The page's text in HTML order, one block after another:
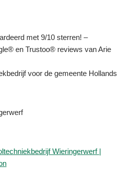
met 9/10 sterren! –
en Trustoo® reviews van Arie
voor de gemeente Hollands
Wieringerwerf |